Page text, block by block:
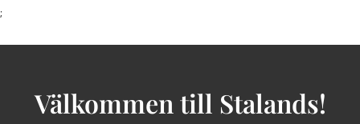
;
Välkommen till Stalands!